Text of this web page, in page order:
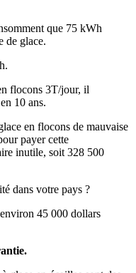
que 75 kWh
de glace.
flocons 3T/jour, il
10 ans.
en flocons de mauvaise
payer cette
inutile, soit 328 500
dans votre pays ?
45 000 dollars